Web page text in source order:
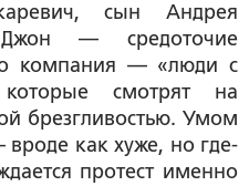
сын Андрея
— средоточие
компания — «люди с
смотрят на
брезгливостью. Умом
как хуже, но где-
протест именно